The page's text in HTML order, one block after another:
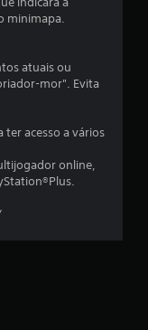
õ
e
minimapa.
atuais ou
mor". Evita
ter acesso a vários
online,